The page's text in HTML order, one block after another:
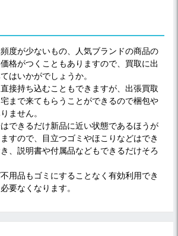
度が少ないもの、人気ブランドの商品の
格がつくこともありますので、買取に出
はいかがでしょうか。
接持ち込むこともできますが、出張買取
まで来てもらうことができるので梱包や
ません。
できるだけ新品に近い状態であるほうが
すので、目立つゴミやほこりなどはでき
、説明書や付属品などもできるだけそろ
用品もゴミにすることなく有効利用でき
要なくなります。